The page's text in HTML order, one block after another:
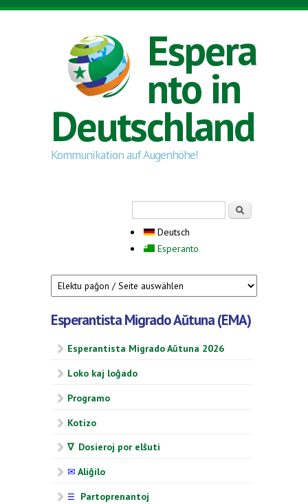
Direkt zum Inhalt
Espera
nto in
Deutschland
Kommunikation auf Augenhöhe!
Deutsch
Esperanto
Esperantista Migrado Aŭtuna (EMA)
Esperantista Migrado Aŭtuna 2026
Loko kaj loĝado
Programo
Kotizo
∇ Dosieroj por elŝuti
✉ Aliĝilo
☰ Partoprenantoj